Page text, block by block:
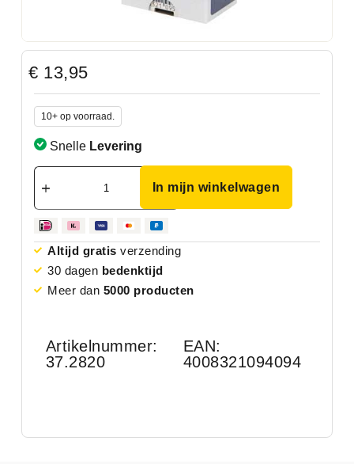
€ 13,95
10+ op voorraad.
Snelle Levering
In mijn winkelwagen
Altijd gratis verzending
30 dagen bedenktijd
Meer dan 5000 producten
Artikelnummer:
37.2820
EAN:
4008321094094